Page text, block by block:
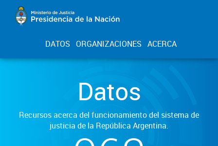
DATOS ORGANIZACIONES ACERCA
Datos
Recursos acerca del funcionamiento del sistema de
justicia de la República Argentina.